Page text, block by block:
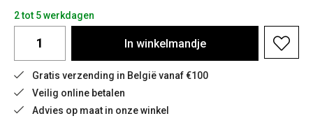
2 tot 5 werkdagen
In winkelmandje
Gratis verzending in België vanaf €100
Veilig online betalen
Advies op maat in onze winkel